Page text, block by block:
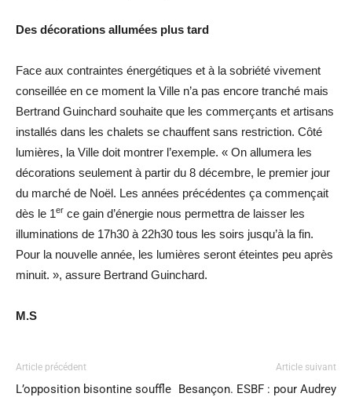
Des décorations allumées plus tard
Face aux contraintes énergétiques et à la sobriété vivement
conseillée en ce moment la Ville n’a pas encore tranché mais
Bertrand Guinchard souhaite que les commerçants et artisans
installés dans les chalets se chauffent sans restriction. Côté
lumières, la Ville doit montrer l’exemple. « On allumera les
décorations seulement à partir du 8 décembre, le premier jour
du marché de Noël. Les années précédentes ça commençait
dès le 1er ce gain d’énergie nous permettra de laisser les
illuminations de 17h30 à 22h30 tous les soirs jusqu’à la fin.
Pour la nouvelle année, les lumières seront éteintes peu après
minuit. », assure Bertrand Guinchard.
M.S
Article précédent
L’opposition bisontine souffle
Article suivant
Besançon. ESBF : pour Audrey